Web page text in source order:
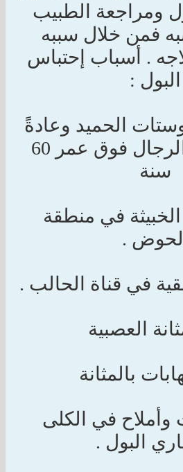
ومراجعة الطبيب
فمن خلال سببه
. أسباب إحتباس
البول :
الحميد وعادةً
ما يصاب به الرجال فوق عمر 60
سنة
الخبيثة في منطقة
الحوض .
وأملاح في الكلى
البول .